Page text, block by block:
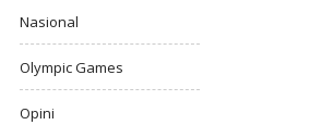
Nasional
Olympic Games
Opini